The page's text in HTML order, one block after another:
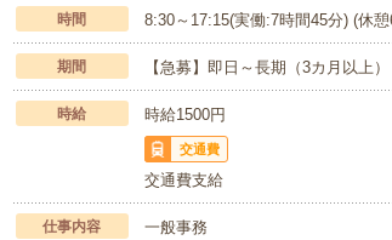
時間 8:30～17:15(実働:7時間45分) (休憩
期間 【急募】即日～長期（3カ月以上
時給 時給1500円
交通費
交通費支給
仕事内容
一般事務